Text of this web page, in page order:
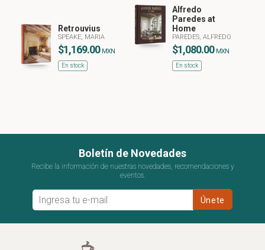
Retrouvius
SPEAKE, MARIA
$1,169.00 MXN
En stock
Alfredo
Paredes at
Home
PAREDES, ALFREDO
$1,080.00 MXN
En stock
Boletín de Novedades
Recibe la información de nuestras novedades, recomendaciones y
eventos.